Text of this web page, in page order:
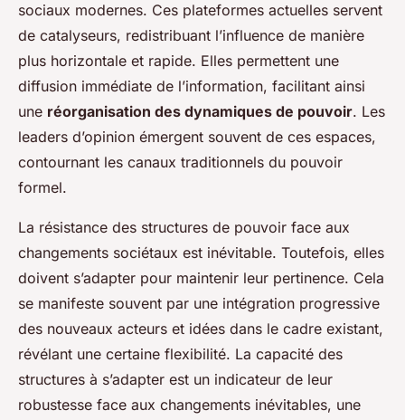
sociaux modernes. Ces plateformes actuelles servent
de catalyseurs, redistribuant l’influence de manière
plus horizontale et rapide. Elles permettent une
diffusion immédiate de l’information, facilitant ainsi
une réorganisation des dynamiques de pouvoir. Les
leaders d’opinion émergent souvent de ces espaces,
contournant les canaux traditionnels du pouvoir
formel.
La résistance des structures de pouvoir face aux
changements sociétaux est inévitable. Toutefois, elles
doivent s’adapter pour maintenir leur pertinence. Cela
se manifeste souvent par une intégration progressive
des nouveaux acteurs et idées dans le cadre existant,
révélant une certaine flexibilité. La capacité des
structures à s’adapter est un indicateur de leur
robustesse face aux changements inévitables, une